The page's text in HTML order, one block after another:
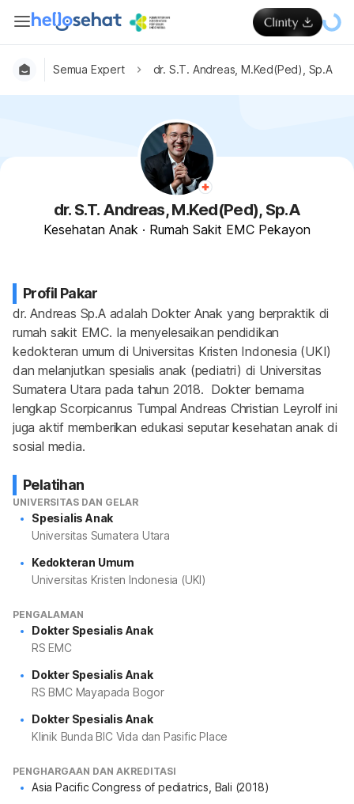
Semua Expert dr. S.T. Andreas, M.Ked(Ped), Sp.A
dr. S.T. Andreas, M.Ked(Ped), Sp.A
Kesehatan Anak · Rumah Sakit EMC Pekayon
Profil Pakar
dr. Andreas Sp.A adalah Dokter Anak yang berpraktik di
rumah sakit EMC. Ia menyelesaikan pendidikan
kedokteran umum di Universitas Kristen Indonesia (UKI)
dan melanjutkan spesialis anak (pediatri) di Universitas
Sumatera Utara pada tahun 2018.  Dokter bernama
lengkap Scorpicanrus Tumpal Andreas Christian Leyrolf ini
juga aktif memberikan edukasi seputar kesehatan anak di
sosial media.
Pelatihan
UNIVERSITAS DAN GELAR
Spesialis Anak
Universitas Sumatera Utara
Kedokteran Umum
Universitas Kristen Indonesia (UKI)
PENGALAMAN
Dokter Spesialis Anak
RS EMC
Dokter Spesialis Anak
RS BMC Mayapada Bogor
Dokter Spesialis Anak
Klinik Bunda BIC Vida dan Pasific Place
PENGHARGAAN DAN AKREDITASI
Asia Pacific Congress of pediatrics, Bali (2018)